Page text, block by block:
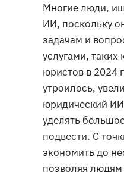
Многие люди,
ИИ, поскольку
задачам и
услугами,
юристов в 2024
утроилось,
юридический
уделять
подвести. С
экономить до
позволяя